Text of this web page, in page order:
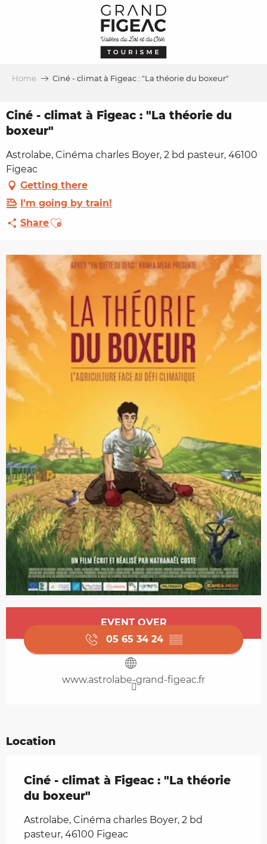
Home Ciné - climat à Figeac : "La théorie du boxeur"
Ciné - climat à Figeac : "La théorie du
boxeur"
Astrolabe, Cinéma charles Boyer, 2 bd pasteur, 46100
Figeac
Getting there
I'm going by train!
ShareAjouter aux favoris
Opening hours & contact details
EVENT OVER
05 65 34 24 ▒▒
www.astrolabe-grand-figeac.fr
Location
Ciné - climat à Figeac : "La théorie
du boxeur"
Astrolabe, Cinéma charles Boyer, 2 bd
pasteur, 46100 Figeac